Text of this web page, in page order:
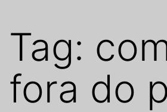
Tag:
fora do